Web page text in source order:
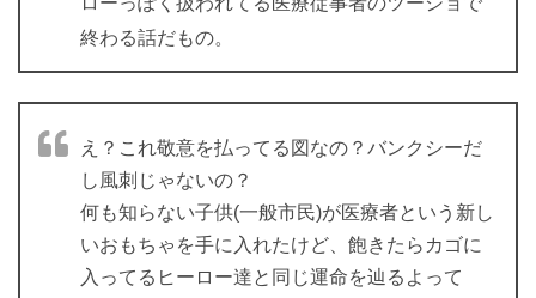
終わる話だもの。
え？これ敬意を払ってる図なの？バンクシーだ
し風刺じゃないの？
何も知らない子供(一般市民)が医療者という新し
いおもちゃを手に入れたけど、飽きたらカゴに
入ってるヒーロー達と同じ運命を辿るよって